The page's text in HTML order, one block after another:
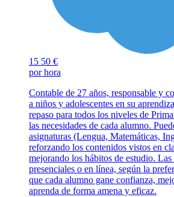
15 50 €
por hora
Contable de 27 años, responsable y
a niños y adolescentes en su
repaso para todos los niveles de
las necesidades de cada alumno.
asignaturas (Lengua, Matemáticas,
reforzando los contenidos vistos en
mejorando los hábitos de estudio. Las
presenciales o en línea, según la
que cada alumno gane confianza,
aprenda de forma amena y eficaz.